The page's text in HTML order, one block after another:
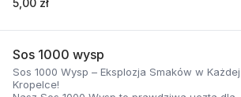
Dlaczego ten sos jest wyjątkowy?
Naturalnie kremowy: Jogurt grecki nadaje mu
aksamitną teksturę i lekko kwaskowy posmak,
5,00 zł
Sos 1000 wysp
Sos 1000 Wysp – Eksplozja Smaków w Każdej
Kropelce!